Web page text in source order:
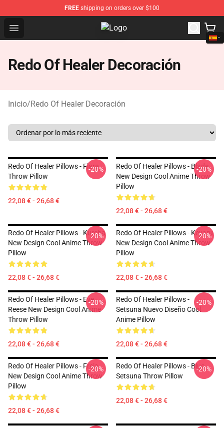
FREE shipping on orders over $100
Open menu Redo Of Healer Store - Official
Redo Of Healer Decoración
Inicio/Redo Of Healer Decoración
Redo Of Healer Pillows - Flare
Throw Pillow
22,08 € - 26,68 €
-20%
Redo Of Healer Pillows - Blade
New Design Cool Anime Throw
Pillow
22,08 € - 26,68 €
-20%
Redo Of Healer Pillows - Kureha
New Design Cool Anime Throw
Pillow
22,08 € - 26,68 €
-20%
Redo Of Healer Pillows - Keyaru
New Design Cool Anime Throw
Pillow
22,08 € - 26,68 €
-20%
Redo Of Healer Pillows - Eve
Reese New Design Cool Anime
Throw Pillow
22,08 € - 26,68 €
-20%
Redo Of Healer Pillows -
Setsuna Nuevo Diseño Cool
Anime Pillow
22,08 € - 26,68 €
-20%
Redo Of Healer Pillows - Freia
New Design Cool Anime Throw
Pillow
22,08 € - 26,68 €
-20%
Redo Of Healer Pillows - Blue
Setsuna Throw Pillow
22,08 € - 26,68 €
-20%